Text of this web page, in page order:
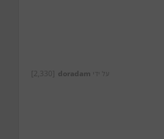
על ידי doradam
[2,330]